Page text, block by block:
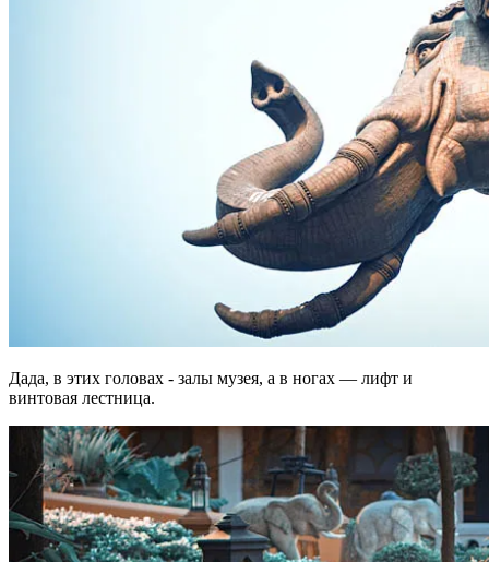
Дада, в этих головах - залы музея, а в ногах — лифт и
винтовая лестница.